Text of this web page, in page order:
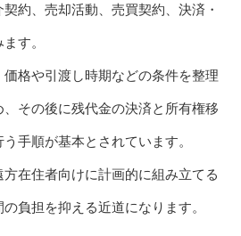
約、売却活動、売買契約、決済・
す。
格や引渡し時期などの条件を整理
その後に残代金の決済と所有権移
手順が基本とされています。
在住者向けに計画的に組み立てる
負担を抑える近道になります。